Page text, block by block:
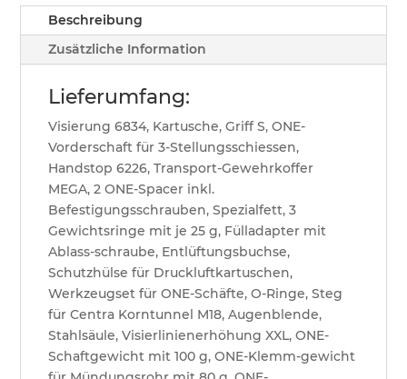
Beschreibung
Zusätzliche Information
Lieferumfang:
Visierung 6834, Kartusche, Griff S, ONE-
Vorderschaft für 3-Stellungsschiessen,
Handstop 6226, Transport-Gewehrkoffer
MEGA, 2 ONE-Spacer inkl.
Befestigungsschrauben, Spezialfett, 3
Gewichtsringe mit je 25 g, Fülladapter mit
Ablass-schraube, Entlüftungsbuchse,
Schutzhülse für Druckluftkartuschen,
Werkzeugset für ONE-Schäfte, O-Ringe, Steg
für Centra Korntunnel M18, Augenblende,
Stahlsäule, Visierlinienerhöhung XXL, ONE-
Schaftgewicht mit 100 g, ONE-Klemm-gewicht